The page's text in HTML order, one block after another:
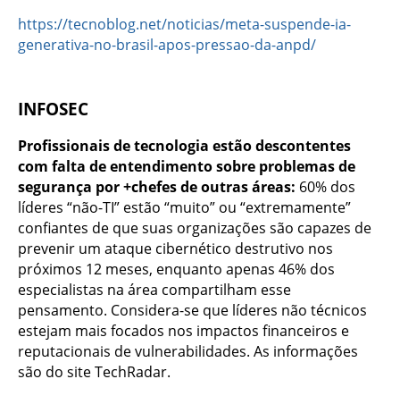
https://tecnoblog.net/noticias/meta-suspende-ia-
generativa-no-brasil-apos-pressao-da-anpd/
INFOSEC
Profissionais de tecnologia estão descontentes
com falta de entendimento sobre problemas de
segurança por +chefes de outras áreas: 60% dos
líderes “não-TI” estão “muito” ou “extremamente”
confiantes de que suas organizações são capazes de
prevenir um ataque cibernético destrutivo nos
próximos 12 meses, enquanto apenas 46% dos
especialistas na área compartilham esse
pensamento. Considera-se que líderes não técnicos
estejam mais focados nos impactos financeiros e
reputacionais de vulnerabilidades. As informações
são do site TechRadar.